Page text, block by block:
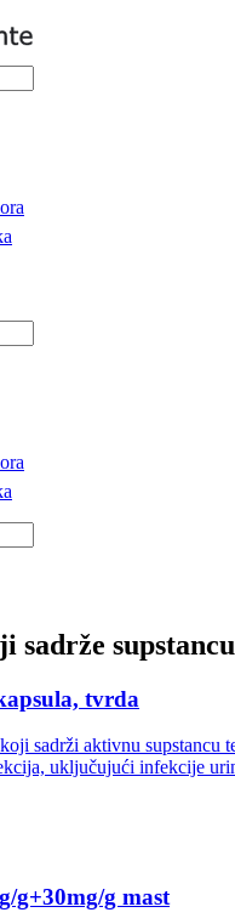
sadrže
tvrda
sadrži aktivnu supstancu
uključujući infekcije
g+30mg/g mast